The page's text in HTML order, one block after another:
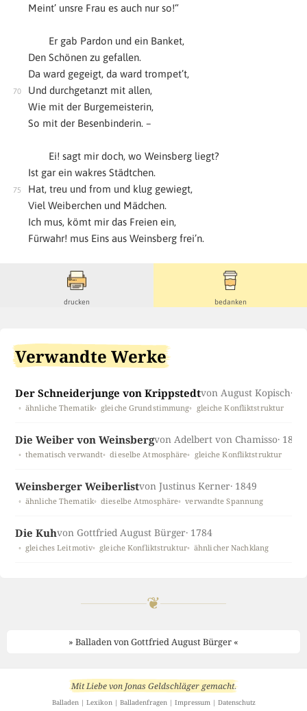
Meint’ unsre Frau es auch nur so!“
Er gab Pardon und ein Banket,
Den Schönen zu gefallen.
Da ward gegeigt, da ward trompet’t,
Und durchgetanzt mit allen,
Wie mit der Burgemeisterin,
So mit der Besenbinderin. –
Ei! sagt mir doch, wo Weinsberg liegt?
Ist gar ein wakres Städtchen.
Hat, treu und from und klug gewiegt,
Viel Weiberchen und Mädchen.
Ich mus, kömt mir das Freien ein,
Fürwahr! mus Eins aus Weinsberg frei’n.
drucken bedanken
Verwandte Werke
Der Schneiderjunge von Krippstedtvon August Kopisch·
ähnliche Thematik gleiche Grundstimmung gleiche Konfliktstruktur
Die Weiber von Weinsbergvon Adelbert von Chamisso· 1831
thematisch verwandt dieselbe Atmosphäre gleiche Konfliktstruktur
Weinsberger Weiberlistvon Justinus Kerner· 1849
ähnliche Thematik dieselbe Atmosphäre verwandte Spannung
Die Kuhvon Gottfried August Bürger· 1784
gleiches Leitmotiv gleiche Konfliktstruktur ähnlicher Nachklang
❦
» Balladen von Gottfried August Bürger «
Mit Liebe von Jonas Geldschlägergemacht.
Balladen| Lexikon| Balladenfragen| Impressum| Datenschutz